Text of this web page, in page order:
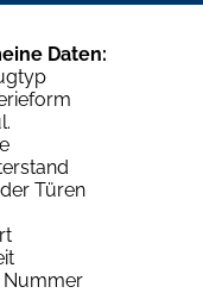
Daten:
Türen
Nummer